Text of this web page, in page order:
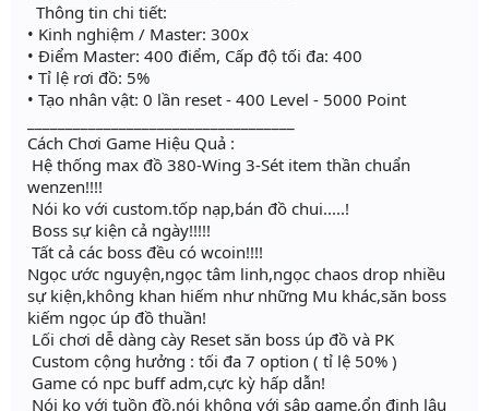
Thông tin chi tiết:
• Kinh nghiệm / Master: 300x
• Điểm Master: 400 điểm, Cấp độ tối đa: 400
• Tỉ lệ rơi đồ: 5%
• Tạo nhân vật: 0 lần reset - 400 Level - 5000 Point
Cách Chơi Game Hiệu Quả :
Hệ thống max đồ 380-Wing 3-Sét item thần chuẩn
wenzen!!!!
Nói ko với custom.tốp nạp,bán đồ chui.....!
Boss sự kiện cả ngày!!!!!
Tất cả các boss đều có wcoin!!!!
Ngọc ước nguyện,ngọc tâm linh,ngọc chaos drop nhiều
sự kiện,không khan hiếm như những Mu khác,săn boss
kiếm ngọc úp đồ thuần!
Lối chơi dễ dàng cày Reset săn boss úp đồ và PK
Custom cộng hưởng : tối đa 7 option ( tỉ lệ 50% )
Game có npc buff adm,cực kỳ hấp dẫn!
Nói ko với tuồn đồ,nói không với sập game,ổn định lâu